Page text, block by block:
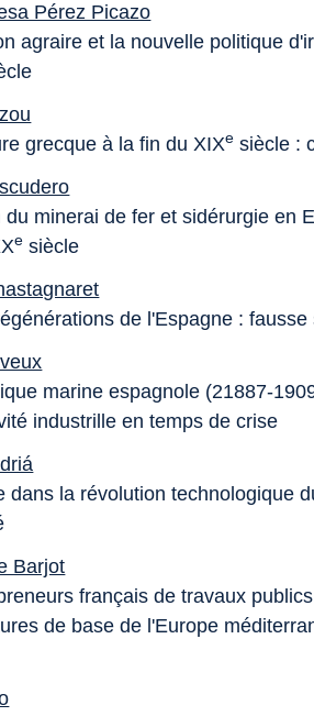
Pérez Picazo
agraire et la nouvelle politique
grecque à la fin du XIXe siècle :
du minerai de fer et sidérurgie en
e siècle
de l'Espagne :
marine espagnole (21887-
industrille en temps de crise
dans la révolution technologique
Barjot
français de travaux
de base de l'Europe